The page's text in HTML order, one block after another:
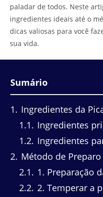
paladar de todos. Neste
ingredientes ideais até o
dicas valiosas para você
sua vida.
Sumário
1
Ingredientes da
1.1
Ingredientes
1.2 Ingredientes
2 Método de
2.1
1. Preparação
2.2 2. Temperar a